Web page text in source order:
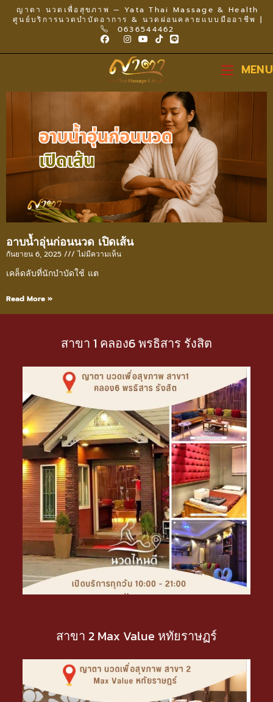
ญาตา นวดเพื่อสุขภาพ — Yata Thai Massage & Health
ศูนย์บริการนวดบำบัดอาการ & นวดผ่อนคลายแบบมืออาชีพ |
0636544462
MENU
อาบน้ำอุ่นก่อนนวด เปิดเส้น
กันยายน 6, 2025 ไม่มีความเห็น
เคล็ดลับที่นักบำบัดใช้ แต
Read More »
สาขา 1 คลอง6 พรธิสาร รังสิต
สาขา 2 Max Value หทัยราษฏร์